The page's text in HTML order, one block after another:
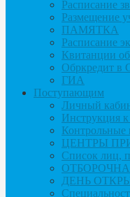
Расписание
Размещение
ПАМЯТКА
Расписание
Квитанции
Обркредит в
ГИА
Поступающим
Личный
Инструкция
ЦЕНТРЫ
Список лиц,
ДЕНЬ